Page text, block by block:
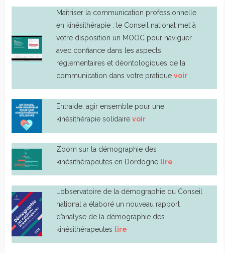
Maîtriser la communication professionnelle
en kinésithérapie : le Conseil national met à
votre disposition un MOOC pour naviguer
avec confiance dans les aspects
réglementaires et déontologiques de la
communication dans votre pratiquevoir
Entraide, agir ensemble pour une
kinésithérapie solidairevoir
Zoom sur la démographie des
kinésithérapeutes en Dordogne lire
L’observatoire de la démographie du Conseil
national a élaboré un nouveau rapport
d’analyse de la démographie des
kinésithérapeutes lire